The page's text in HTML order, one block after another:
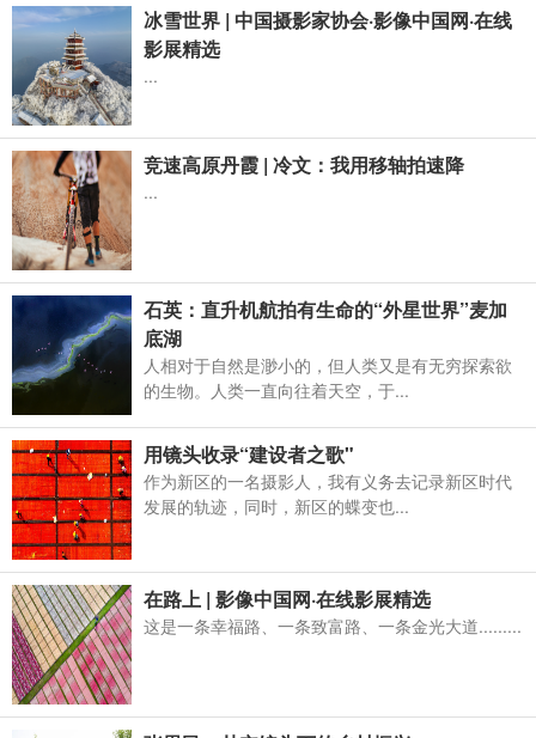
冰雪世界 | 中国摄影家协会·影像中国网·在线
影展精选
...
竞速高原丹霞 | 冷文：我用移轴拍速降
...
石英：直升机航拍有生命的“外星世界”麦加
底湖
人相对于自然是渺小的，但人类又是有无穷探索欲
的生物。人类一直向往着天空，于...
用镜头收录“建设者之歌"
作为新区的一名摄影人，我有义务去记录新区时代
发展的轨迹，同时，新区的蝶变也...
在路上 | 影像中国网·在线影展精选
这是一条幸福路、一条致富路、一条金光大道.........